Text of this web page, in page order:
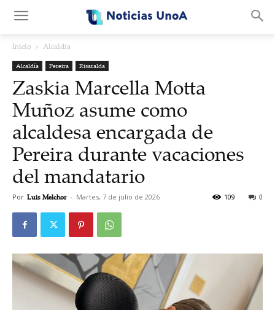
Inicio Alcaldía
Alcaldía Pereira Risaralda
Zaskia Marcella Motta
Muñoz asume como
alcaldesa encargada de
Pereira durante vacaciones
del mandatario
Por Luis Melchor - Martes, 7 de julio de 2026 0
109